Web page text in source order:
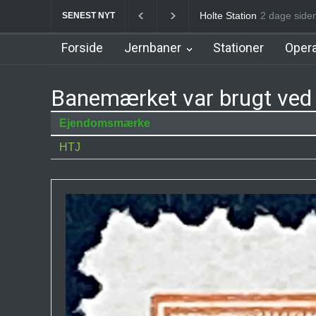
SENEST NYT Birkerød Station 2 dage
Forside Jernbaner Stationer
Banemærket var brugt
Ejendomsmærke
HTJ